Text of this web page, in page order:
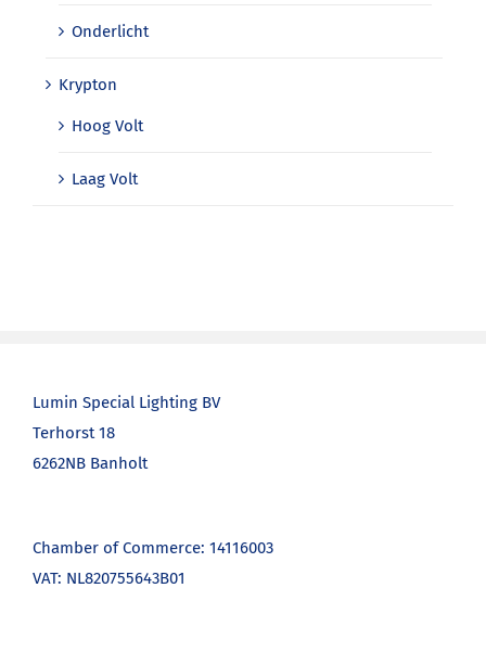
Onderlicht
Krypton
Hoog Volt
Laag Volt
Lumin Special Lighting BV
Terhorst 18
6262NB Banholt
Chamber of Commerce: 14116003
VAT: NL820755643B01